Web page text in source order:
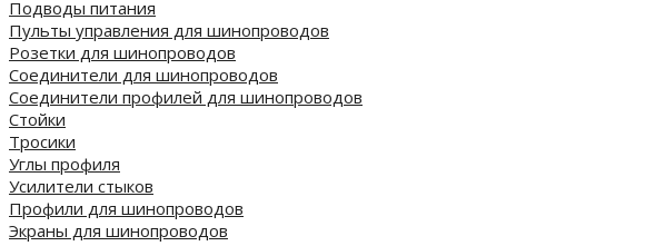
Подводы питания
Пульты управления для шинопроводов
Розетки для шинопроводов
Соединители для шинопроводов
Соединители профилей для шинопроводов
Стойки
Тросики
Углы профиля
Усилители стыков
Профили для шинопроводов
Экраны для шинопроводов